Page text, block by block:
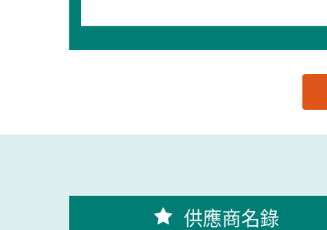
供應商名錄